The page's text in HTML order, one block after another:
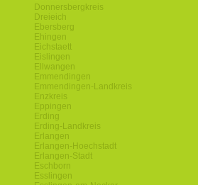
Donnersbergkreis
Dreieich
Ebersberg
Ehingen
Eichstaett
Eislingen
Ellwangen
Emmendingen
Emmendingen-Landkreis
Enzkreis
Eppingen
Erding
Erding-Landkreis
Erlangen
Erlangen-Hoechstadt
Erlangen-Stadt
Eschborn
Esslingen